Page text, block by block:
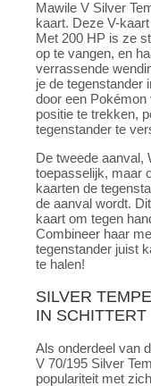
Mawile V Silver
kaart. Deze V-
Met 200 HP is ze
op te vangen, en
verrassende
je de tegenstander
door een
positie te trekken,
tegenstander te
De tweede aanval,
toepasselijk, maar
kaarten de
de aanval wordt.
kaart om tegen
Combineer haar
tegenstander juist
te halen!
SILVER
IN SCHITTERT
Als onderdeel van
V 70/195 Silver
populariteit met